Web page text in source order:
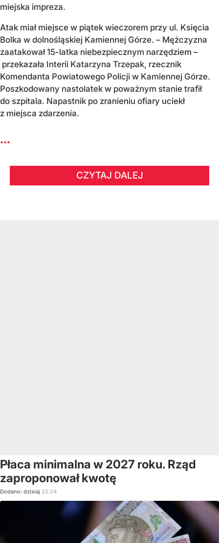
miejska impreza.
Atak miał miejsce w piątek wieczorem przy ul. Księcia
Bolka w dolnośląskiej Kamiennej Górze. – Mężczyzna
zaatakował 15-latka niebezpiecznym narzędziem –
przekazała Interii Katarzyna Trzepak, rzecznik
Komendanta Powiatowego Policji w Kamiennej Górze.
Poszkodowany nastolatek w poważnym stanie trafił
do szpitala. Napastnik po zranieniu ofiary uciekł
z miejsca zdarzenia.
...
CZYTAJ DALEJ
Płaca minimalna w 2027 roku. Rząd
zaproponował kwotę
Dodano: dzisiaj 22:24